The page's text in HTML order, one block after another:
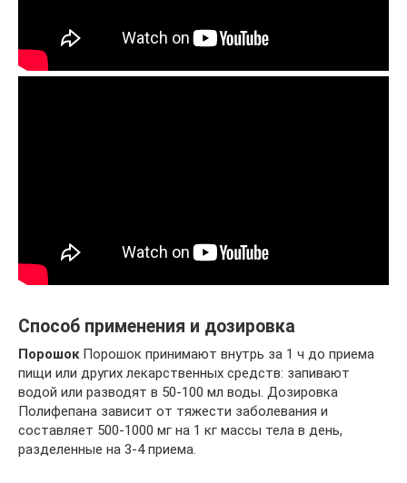
Способ применения и дозировка
Порошок Порошок принимают внутрь за 1 ч до приема
пищи или других лекарственных средств: запивают
водой или разводят в 50-100 мл воды. Дозировка
Полифепана зависит от тяжести заболевания и
составляет 500-1000 мг на 1 кг массы тела в день,
разделенные на 3-4 приема.